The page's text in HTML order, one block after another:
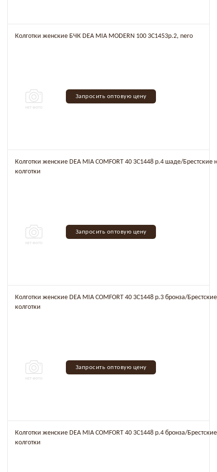
Колготки женские БЧК DEA MIA MODERN 100 3C1453р.2, nero
Запросить оптовую цену
Колготки женские DEA MIA COMFORT 40 3C1448 р.4 шаде/Брестские
колготки
Запросить оптовую цену
Колготки женские DEA MIA COMFORT 40 3C1448 р.3 бронза/
колготки
Запросить оптовую цену
Колготки женские DEA MIA COMFORT 40 3C1448 р.4 бронза/
колготки